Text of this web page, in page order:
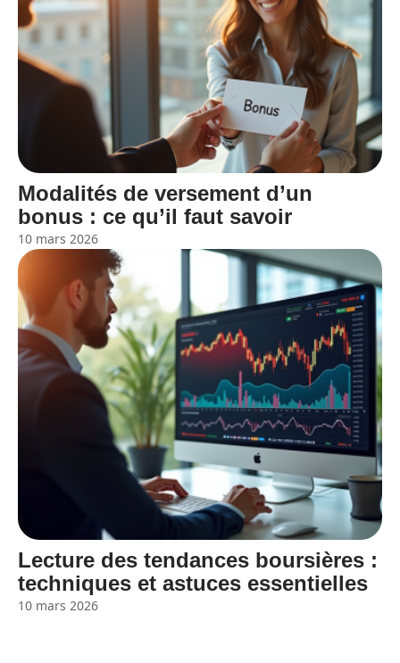
Modalités de versement d’un
bonus : ce qu’il faut savoir
10 mars 2026
Lecture des tendances boursières :
techniques et astuces essentielles
10 mars 2026